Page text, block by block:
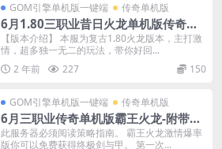
GOM引擎单机版一键端 传奇单机版
6月1.80三职业昔日火龙单机版传奇装
备上缴-重铸炼化强化-附带GM后台
【版本介绍】 本服为复古1.80火龙版本，主打激
情，超多独一无二的玩法，带你好回...
2 年前
227 150
GOM引擎单机版一键端 传奇单机版
6月三职业传奇单机版霸王火龙-附带G
M后台
此服务器必须阅读策略指南。 霸王火龙激情爆率
版你可以免费获得终极剑与甲。 第一次...